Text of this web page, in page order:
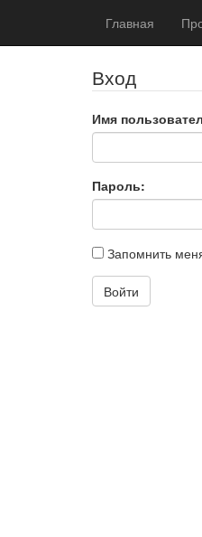
Главная
Вход
Имя
Пароль:
Запомнить
Войти